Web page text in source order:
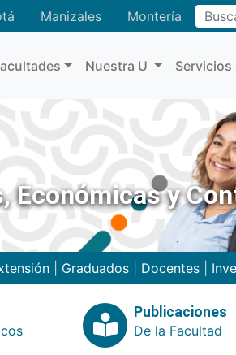
Manizales MonteríaBuscar
Nuestra U Servicios
Económicas y
| Graduados| Docentes|
Publicaciones
De la Facultad